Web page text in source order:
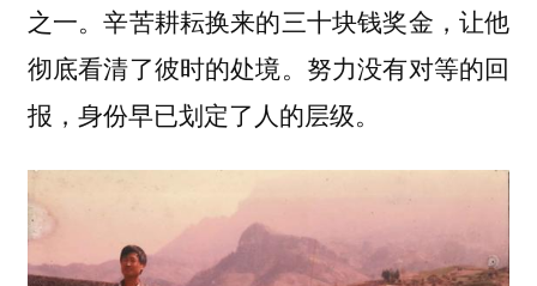
之一。辛苦耕耘换来的三十块钱奖金，让他
彻底看清了彼时的处境。努力没有对等的回
报，身份早已划定了人的层级。